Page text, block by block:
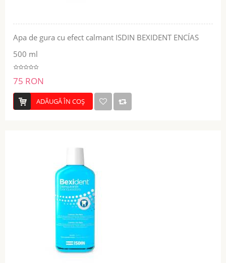
Apa de gura cu efect calmant ISDIN BEXIDENT ENCÍAS
500 ml
75 RON
ADĂUGĂ ÎN COŞ